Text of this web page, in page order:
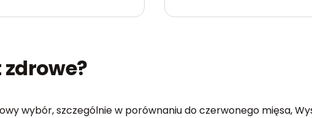
zdrowe?
wybór, szczególnie w porównaniu do czerwonego mięsa,